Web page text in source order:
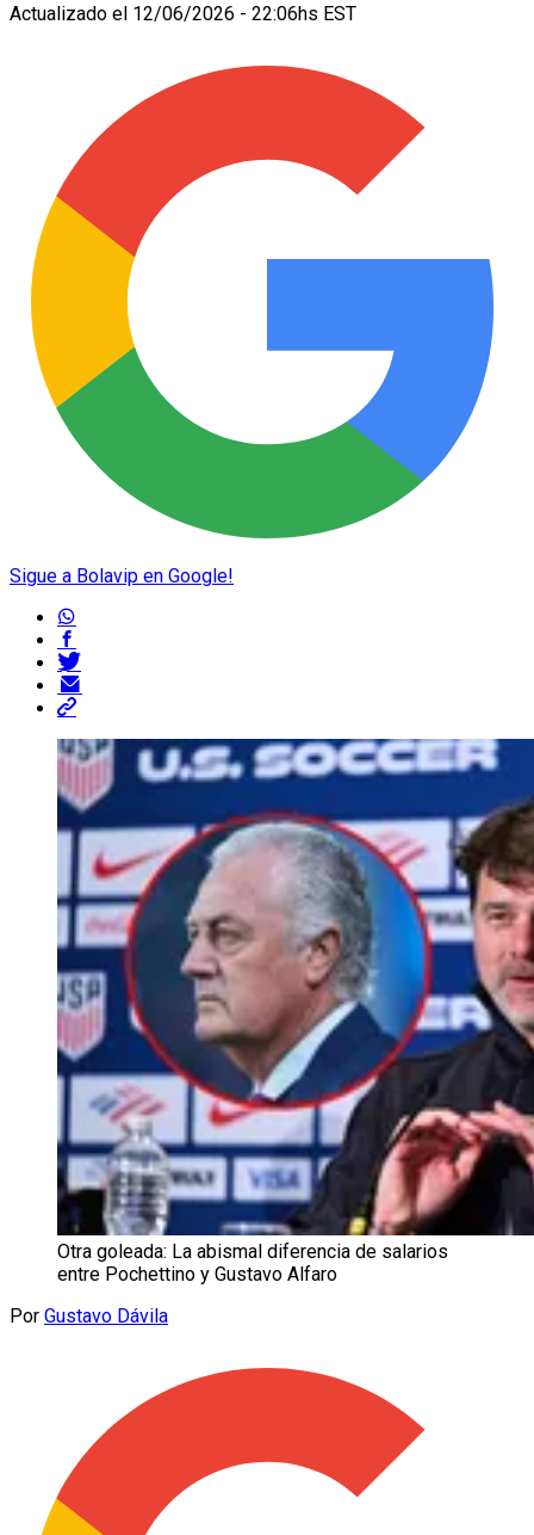
Actualizado el 12/06/2026 - 22:06hs EST
Sigue a Bolavip en Google!
Otra goleada: La abismal diferencia de salarios
entre Pochettino y Gustavo Alfaro
Por Gustavo Dávila